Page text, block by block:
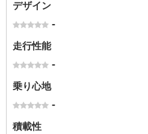
デザイン
-
走行性能
-
乗り心地
-
積載性